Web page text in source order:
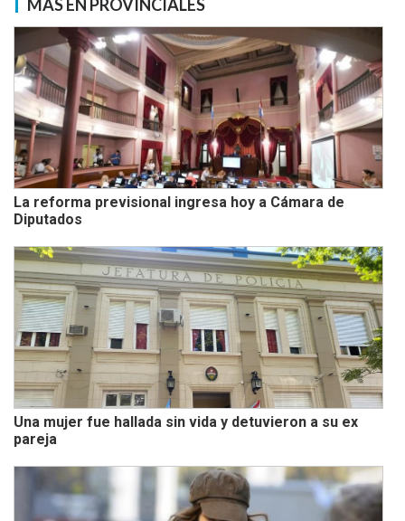
MÁS EN PROVINCIALES
La reforma previsional ingresa hoy a Cámara de
Diputados
Una mujer fue hallada sin vida y detuvieron a su ex
pareja